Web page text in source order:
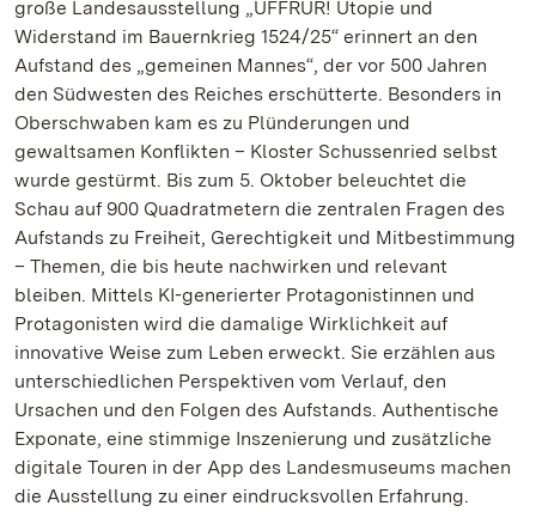
große Landesausstellung „UFFRUR! Utopie und
Widerstand im Bauernkrieg 1524/25“ erinnert an den
Aufstand des „gemeinen Mannes“, der vor 500 Jahren
den Südwesten des Reiches erschütterte. Besonders in
Oberschwaben kam es zu Plünderungen und
gewaltsamen Konflikten – Kloster Schussenried selbst
wurde gestürmt. Bis zum 5. Oktober beleuchtet die
Schau auf 900 Quadratmetern die zentralen Fragen des
Aufstands zu Freiheit, Gerechtigkeit und Mitbestimmung
– Themen, die bis heute nachwirken und relevant
bleiben. Mittels KI-generierter Protagonistinnen und
Protagonisten wird die damalige Wirklichkeit auf
innovative Weise zum Leben erweckt. Sie erzählen aus
unterschiedlichen Perspektiven vom Verlauf, den
Ursachen und den Folgen des Aufstands. Authentische
Exponate, eine stimmige Inszenierung und zusätzliche
digitale Touren in der App des Landesmuseums machen
die Ausstellung zu einer eindrucksvollen Erfahrung.